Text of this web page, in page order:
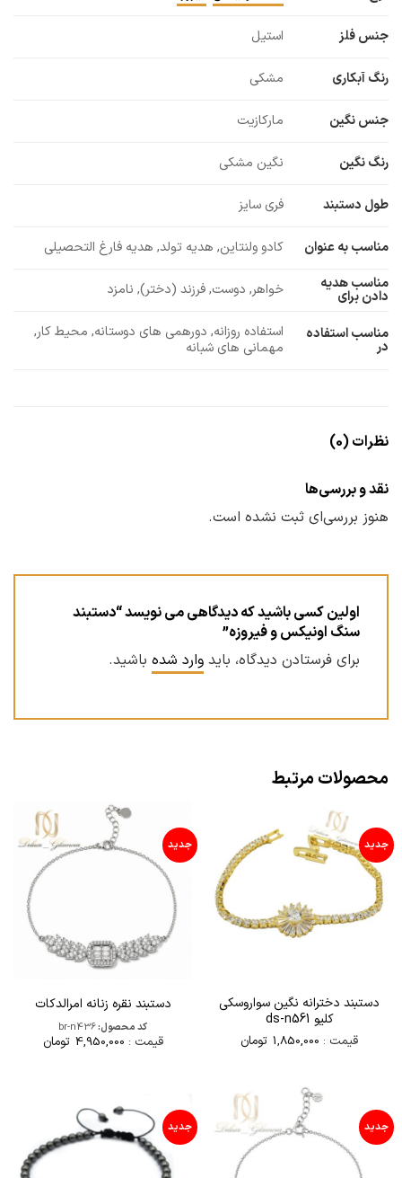
جنس فلز استیل
رنگ آبکاری مشکی
جنس نگین مارکازیت
رنگ نگین نگین مشکی
طول دستبند فری سایز
مناسب به عنوان
کادو ولنتاین, هدیه تولد, هدیه فارغ التحصیلی
مناسب هدیه
دادن برای خواهر, دوست, فرزند (دختر), نامزد
مناسب استفاده
در
استفاده روزانه, دورهمی های دوستانه, محیط کار,
مهمانی های شبانه
نظرات (0)
نقد و بررسی‌ها
هنوز بررسی‌ای ثبت نشده است.
اولین کسی باشید که دیدگاهی می نویسد “دستبند
سنگ اونیکس و فیروزه”
برای فرستادن دیدگاه، باید وارد شده باشید.
محصولات مرتبط
جدید
دستبند دخترانه نگین سواروسکی
کلیو ds-n561
قیمت : 1,850,000 تومان
جدید
دستبند نقره زنانه امرالدکات
کد محصول:br-n436
قیمت : 4,950,000 تومان
جدید جدید